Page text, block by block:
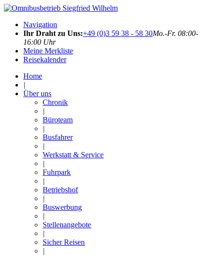
Navigation
Ihr Draht zu Uns:+49 (0)3 59 38 - 58 30Mo.-Fr. 08:00-
16:00 Uhr
Meine Merkliste
Reisekalender
Home
|
Über uns
Chronik
|
Büroteam
|
Busfahrer
|
Werkstatt & Service
|
Fuhrpark
|
Betriebshof
|
Buswerbung
|
Stellenangebote
|
Sicher Reisen
|